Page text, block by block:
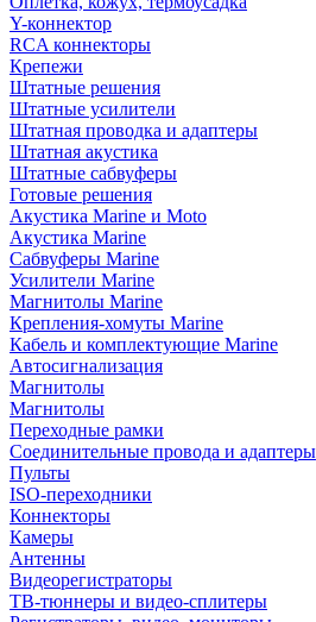
Y-коннектор
RCA коннекторы
Крепежи
Штатные решения
Штатные усилители
Штатная проводка и адаптеры
Штатная акустика
Штатные сабвуферы
Готовые решения
Акустика Marine и Moto
Акустика Marine
Сабвуферы Marine
Усилители Marine
Магнитолы Marine
Крепления-хомуты Marine
Кабель и комплектующие Marine
Автосигнализация
Магнитолы
Магнитолы
Переходные рамки
Соединительные провода и адаптеры
Пульты
ISO-переходники
Коннекторы
Камеры
Антенны
Видеорегистраторы
ТВ-тюннеры и видео-сплитеры